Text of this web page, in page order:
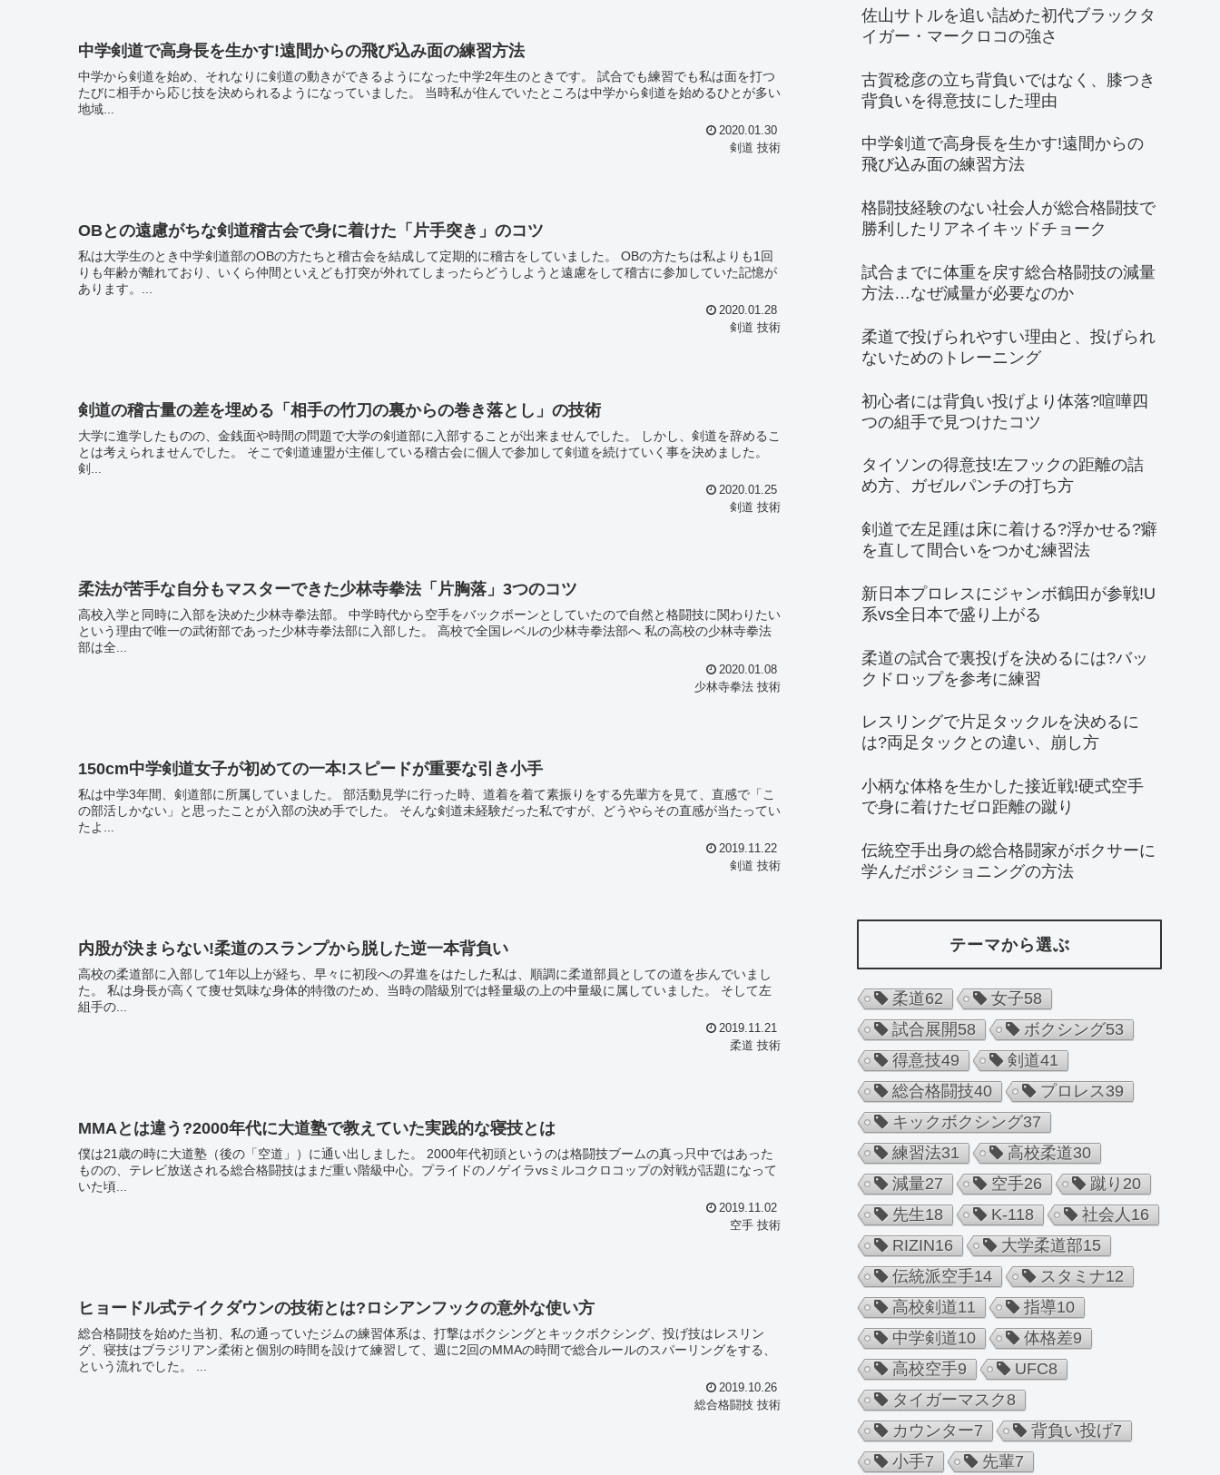
中学剣道で高身長を生かす!遠間からの飛び込み面の練習方法
中学から剣道を始め、それなりに剣道の動きができるようになった中学2年生のときです。 試合でも練習でも私は面を打つ
たびに相手から応じ技を決められるようになっていました。 当時私が住んでいたところは中学から剣道を始めるひとが多い
地域...
2020.01.30
剣道 技術
OBとの遠慮がちな剣道稽古会で身に着けた「片手突き」のコツ
私は大学生のとき中学剣道部のOBの方たちと稽古会を結成して定期的に稽古をしていました。 OBの方たちは私よりも1回
りも年齢が離れており、いくら仲間といえども打突が外れてしまったらどうしようと遠慮をして稽古に参加していた記憶が
あります。...
2020.01.28
剣道 技術
剣道の稽古量の差を埋める「相手の竹刀の裏からの巻き落とし」の技術
大学に進学したものの、金銭面や時間の問題で大学の剣道部に入部することが出来ませんでした。 しかし、剣道を辞めるこ
とは考えられませんでした。 そこで剣道連盟が主催している稽古会に個人で参加して剣道を続けていく事を決めました。
剣...
2020.01.25
剣道 技術
柔法が苦手な自分もマスターできた少林寺拳法「片胸落」3つのコツ
高校入学と同時に入部を決めた少林寺拳法部。 中学時代から空手をバックボーンとしていたので自然と格闘技に関わりたい
という理由で唯一の武術部であった少林寺拳法部に入部した。 高校で全国レベルの少林寺拳法部へ 私の高校の少林寺拳法
部は全...
2020.01.08
少林寺拳法 技術
150cm中学剣道女子が初めての一本!スピードが重要な引き小手
私は中学3年間、剣道部に所属していました。 部活動見学に行った時、道着を着て素振りをする先輩方を見て、直感で「こ
の部活しかない」と思ったことが入部の決め手でした。 そんな剣道未経験だった私ですが、どうやらその直感が当たってい
たよ...
2019.11.22
剣道 技術
内股が決まらない!柔道のスランプから脱した逆一本背負い
高校の柔道部に入部して1年以上が経ち、早々に初段への昇進をはたした私は、順調に柔道部員としての道を歩んでいまし
た。 私は身長が高くて痩せ気味な身体的特徴のため、当時の階級別では軽量級の上の中量級に属していました。 そして左
組手の...
2019.11.21
柔道 技術
MMAとは違う?2000年代に大道塾で教えていた実践的な寝技とは
僕は21歳の時に大道塾（後の「空道」）に通い出しました。 2000年代初頭というのは格闘技ブームの真っ只中ではあった
ものの、テレビ放送される総合格闘技はまだ重い階級中心。プライドのノゲイラvsミルコクロコップの対戦が話題になって
いた頃...
2019.11.02
空手 技術
ヒョードル式テイクダウンの技術とは?ロシアンフックの意外な使い方
総合格闘技を始めた当初、私の通っていたジムの練習体系は、打撃はボクシングとキックボクシング、投げ技はレスリン
グ、寝技はブラジリアン柔術と個別の時間を設けて練習して、週に2回のMMAの時間で総合ルールのスパーリングをする、
という流れでした。 ...
2019.10.26
総合格闘技 技術
佐山サトルを追い詰めた初代ブラックタ
イガー・マークロコの強さ
古賀稔彦の立ち背負いではなく、膝つき
背負いを得意技にした理由
中学剣道で高身長を生かす!遠間からの
飛び込み面の練習方法
格闘技経験のない社会人が総合格闘技で
勝利したリアネイキッドチョーク
試合までに体重を戻す総合格闘技の減量
方法…なぜ減量が必要なのか
柔道で投げられやすい理由と、投げられ
ないためのトレーニング
初心者には背負い投げより体落?喧嘩四
つの組手で見つけたコツ
タイソンの得意技!左フックの距離の詰
め方、ガゼルパンチの打ち方
剣道で左足踵は床に着ける?浮かせる?癖
を直して間合いをつかむ練習法
新日本プロレスにジャンボ鶴田が参戦!U
系vs全日本で盛り上がる
柔道の試合で裏投げを決めるには?バッ
クドロップを参考に練習
レスリングで片足タックルを決めるに
は?両足タックとの違い、崩し方
小柄な体格を生かした接近戦!硬式空手
で身に着けたゼロ距離の蹴り
伝統空手出身の総合格闘家がボクサーに
学んだポジショニングの方法
テーマから選ぶ
柔道62 女子58
試合展開58 ボクシング53
得意技49 剣道41
総合格闘技40 プロレス39
キックボクシング37
練習法31 高校柔道30
減量27 空手26 蹴り 20
先生18 K-118 社会人 16
RIZIN16 大学柔道部15
伝統派空手14 スタミナ12
高校剣道11 指導10
中学剣道10 体格差9
高校空手9 UFC8
タイガーマスク8
カウンター7 背負い投げ7
小手7 先輩7